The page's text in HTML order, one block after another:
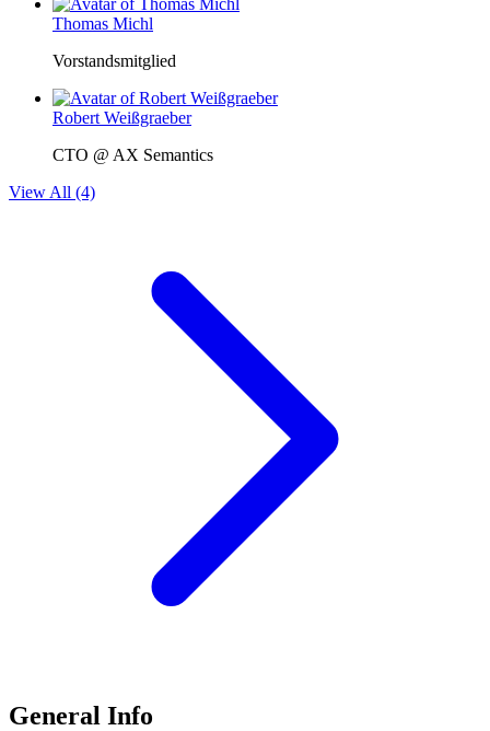
Thomas Michl
Vorstandsmitglied
Robert Weißgraeber
CTO @ AX Semantics
View All (4)
General Info